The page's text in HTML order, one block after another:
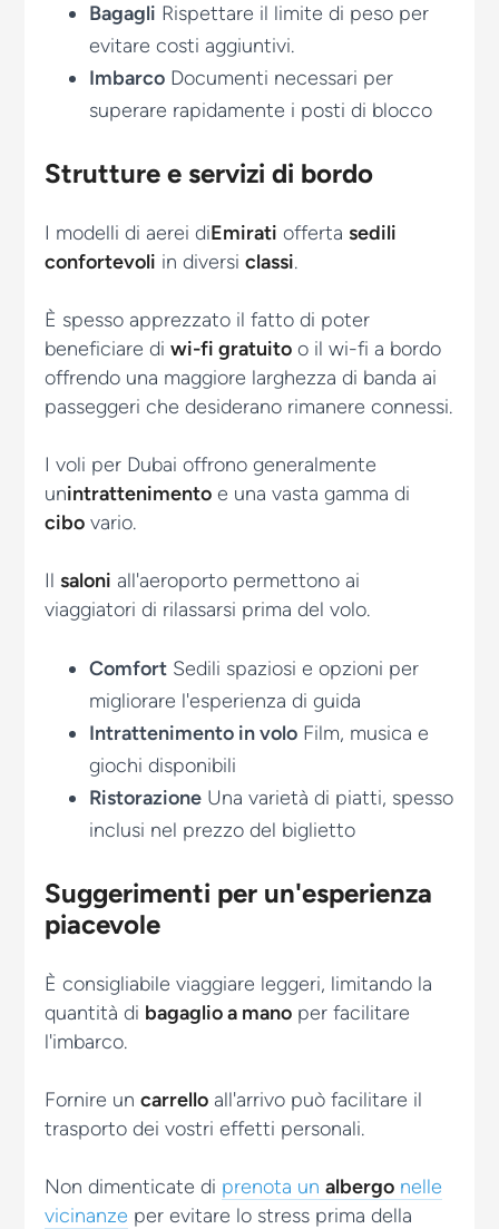
Bagagli Rispettare il limite di peso per
evitare costi aggiuntivi.
Imbarco Documenti necessari per
superare rapidamente i posti di blocco
Strutture e servizi di bordo
I modelli di aerei diEmirati offertasedili
confortevoli in diversiclassi.
È spesso apprezzato il fatto di poter
beneficiare diwi-fi gratuito o ilwi-fi a bordo
offrendo una maggiore larghezza di banda ai
passeggeri che desiderano rimanere connessi.
I voli per Dubai offrono generalmente
unintrattenimento e una vasta gamma di
cibo vario.
Ilsaloni all'aeroporto permettono ai
viaggiatori di rilassarsi prima del volo.
Comfort Sedili spaziosi e opzioni per
migliorare l'esperienza di guida
Intrattenimento in volo Film, musica e
giochi disponibili
Ristorazione Una varietà di piatti, spesso
inclusi nel prezzo del biglietto
Suggerimenti per un'esperienza
piacevole
È consigliabile viaggiare leggeri, limitando la
quantità di bagaglio a mano per facilitare
l'imbarco.
Fornire uncarrello all'arrivo può facilitare il
trasporto dei vostri effetti personali.
Non dimenticate di prenota unalbergo nelle
vicinanze per evitare lo stress prima della